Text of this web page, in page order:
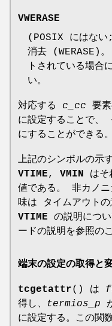
VWERASE
(POSIX にはな
消去 (WERASE)。
トされている場合
い。
対応する c_cc 要
に設定することで、
にすることができる。
上記のシンボルの示
VTIME, VMIN はそ
値である。 非カノ
味は タイムアウト
VTIME の説明につ
ードの説明を参照のこ
端末の設定の取得と
tcgetattr() は
得し、
termios_p
に設定する。この関